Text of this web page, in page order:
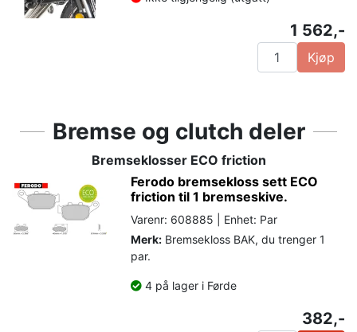
1 562,-
Kjøp
Bremse og clutch deler
Bremseklosser ECO friction
Ferodo bremsekloss sett ECO
friction til 1 bremseskive.
Varenr: 608885 | Enhet: Par
Merk: Bremsekloss BAK, du trenger 1
par.
4 på lager i Førde
382,-